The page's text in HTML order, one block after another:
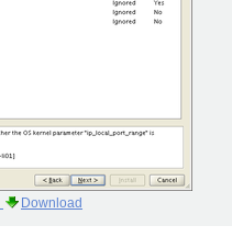
Download